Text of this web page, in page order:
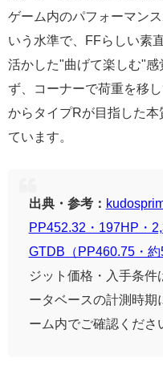
ゲーム内のパフォーマン
いう水準で、FFらしい素
活かした"曲げて楽しむ"
ず、コーナーで荷重を移
からタイプRが目指した
ています。
出典・参考：
PP452.32・197HP・
GTDB（PP460.75・約
ジット価格・入手条
ータベースの計測時期
ーム内でご確認くださ